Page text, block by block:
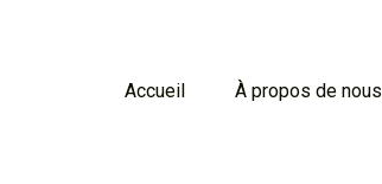
Accueil À propos de nous